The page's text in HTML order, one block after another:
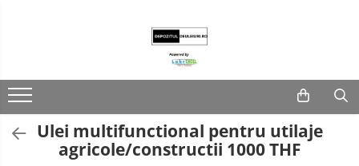
Ulei de motor
Fluide transmisie/UTTO
Ulei industrial
Ulei multifunctional pentru utilaje
agricole/constructii 1000 THF